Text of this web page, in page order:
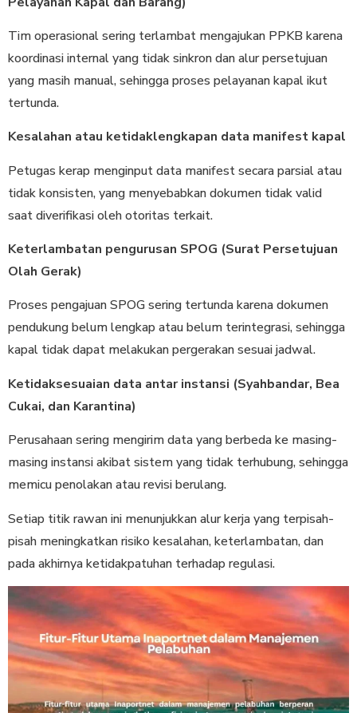
Tim operasional sering terlambat mengajukan PPKB karena
koordinasi internal yang tidak sinkron dan alur persetujuan
yang masih manual, sehingga proses pelayanan kapal ikut
tertunda.
Kesalahan atau ketidaklengkapan data manifest kapal
Petugas kerap menginput data manifest secara parsial atau
tidak konsisten, yang menyebabkan dokumen tidak valid
saat diverifikasi oleh otoritas terkait.
Keterlambatan pengurusan SPOG (Surat Persetujuan
Olah Gerak)
Proses pengajuan SPOG sering tertunda karena dokumen
pendukung belum lengkap atau belum terintegrasi, sehingga
kapal tidak dapat melakukan pergerakan sesuai jadwal.
Ketidaksesuaian data antar instansi (Syahbandar, Bea
Cukai, dan Karantina)
Perusahaan sering mengirim data yang berbeda ke masing-
masing instansi akibat sistem yang tidak terhubung, sehingga
memicu penolakan atau revisi berulang.
Setiap titik rawan ini menunjukkan alur kerja yang terpisah-
pisah meningkatkan risiko kesalahan, keterlambatan, dan
pada akhirnya ketidakpatuhan terhadap regulasi.